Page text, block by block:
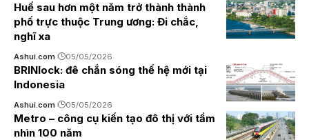
Huế sau hơn một năm trở thành thành
phố trực thuộc Trung ương: Đi chắc,
nghĩ xa
Ashui.com 05/05/2026
BRINlock: đê chắn sóng thế hệ mới tại
Indonesia
Ashui.com 05/05/2026
Metro – công cụ kiến tạo đô thị với tầm
nhìn 100 năm